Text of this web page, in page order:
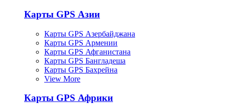
Карты GPS Азии
Карты GPS Азербайджана
Карты GPS Армении
Карты GPS Афганистана
Карты GPS Бангладеша
Карты GPS Бахрейна
View More
Карты GPS Африки